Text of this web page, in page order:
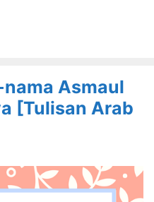
Asmaul
[Tulisan Arab